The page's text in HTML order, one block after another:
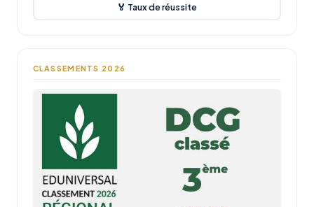
🏅 Taux de réussite
CLASSEMENTS 2026